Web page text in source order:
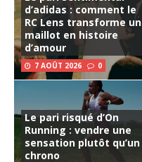
d’adidas : comment le
RC Lens transforme un
maillot en histoire
d’amour
7 AOÛT 2026 0
Le pari risqué d’On
Running : vendre une
sensation plutôt qu’un
chrono